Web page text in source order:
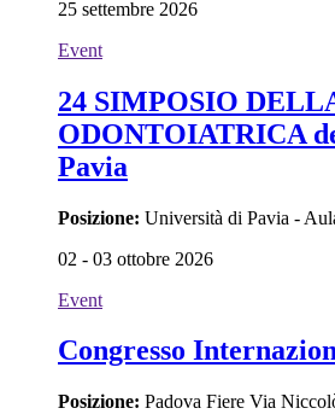
25 settembre 2026
Event
24 SIMPOSIO
ODONTOIATRICA
Pavia
Posizione: Università di Pavia -
02 - 03 ottobre 2026
Event
Congresso
Posizione: Padova Fiere Via